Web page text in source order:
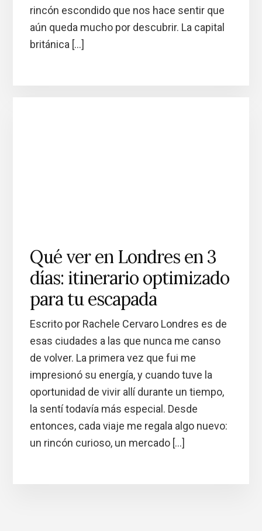
rincón escondido que nos hace sentir que
aún queda mucho por descubrir. La capital
británica […]
Qué ver en Londres en 3
días: itinerario optimizado
para tu escapada
Escrito por Rachele Cervaro Londres es de
esas ciudades a las que nunca me canso
de volver. La primera vez que fui me
impresionó su energía, y cuando tuve la
oportunidad de vivir allí durante un tiempo,
la sentí todavía más especial. Desde
entonces, cada viaje me regala algo nuevo:
un rincón curioso, un mercado […]